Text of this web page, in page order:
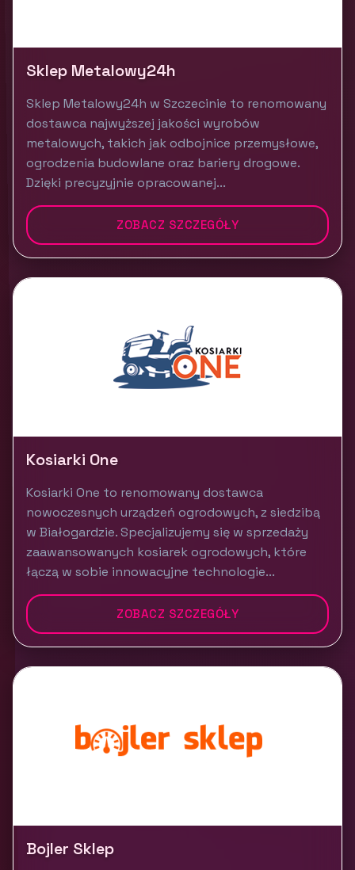
Sklep Metalowy24h
Sklep Metalowy24h w Szczecinie to renomowany
dostawca najwyższej jakości wyrobów
metalowych, takich jak odbojnice przemysłowe,
ogrodzenia budowlane oraz bariery drogowe.
Dzięki precyzyjnie opracowanej...
ZOBACZ SZCZEGÓŁY
Kosiarki One
Kosiarki One to renomowany dostawca
nowoczesnych urządzeń ogrodowych, z siedzibą
w Białogardzie. Specjalizujemy się w sprzedaży
zaawansowanych kosiarek ogrodowych, które
łączą w sobie innowacyjne technologie...
ZOBACZ SZCZEGÓŁY
Bojler Sklep